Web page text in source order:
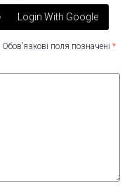
Login With Google
Обов’язкові поля позначені *